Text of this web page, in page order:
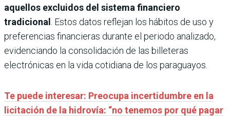
aquellos excluidos del sistema financiero
tradicional . Estos datos reflejan los hábitos de uso y
preferencias financieras durante el periodo analizado,
evidenciando la consolidación de las billeteras
electrónicas en la vida cotidiana de los paraguayos.
Te puede interesar: Preocupa incertidumbre en la
licitación de la hidrovía: “no tenemos por qué pagar